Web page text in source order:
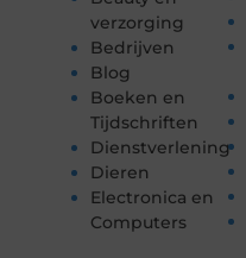
verzorging
Bedrijven
Blog
Boeken en
Tijdschriften
Dienstverlening
Dieren
Electronica en
Computers